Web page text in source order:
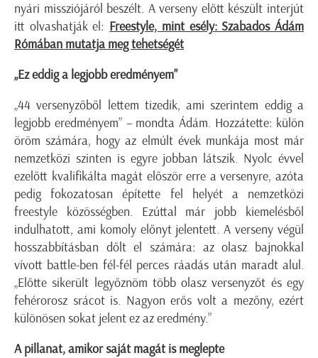
nyári missziójáról beszélt. A verseny előtt készült interjút
itt olvashatják el: Freestyle, mint esély: Szabados Ádám
Rómában mutatja meg tehetségét
„Ez eddig a legjobb eredményem”
„44 versenyzőből lettem tizedik, ami szerintem eddig a
legjobb eredményem” – mondta Ádám. Hozzátette: külön
öröm számára, hogy az elmúlt évek munkája most már
nemzetközi szinten is egyre jobban látszik. Nyolc évvel
ezelőtt kvalifikálta magát először erre a versenyre, azóta
pedig fokozatosan építette fel helyét a nemzetközi
freestyle közösségben. Ezúttal már jobb kiemelésből
indulhatott, ami komoly előnyt jelentett. A verseny végül
hosszabbításban dőlt el számára: az olasz bajnokkal
vívott battle-ben fél-fél perces ráadás után maradt alul.
„Előtte sikerült legyőznöm több olasz versenyzőt és egy
fehérorosz srácot is. Nagyon erős volt a mezőny, ezért
különösen sokat jelent ez az eredmény.”
A pillanat, amikor saját magát is meglepte